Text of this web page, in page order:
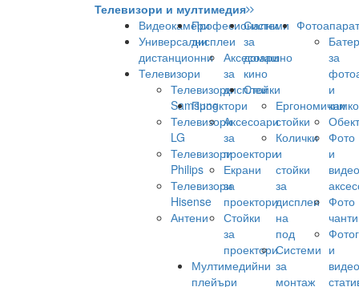
Телевизори и мултимедия
Видеокамери
Универсални
дистанционни
Телевизори
Телевизори
Samsung
Телевизори
LG
Телевизори
Philips
Телевизори
Hisense
Антени
Професионални
дисплеи
Аксесоари
за
дисплеи
Проектори
Аксесоари
за
проектори
Екрани
за
проектори
Стойки
за
проектори
Мултимедийни
плейъри
Системи
за
домашно
кино
Стойки
Ергономични
стойки
Колички
и
стойки
за
дисплеи
на
под
Системи
за
монтаж
за
и
Фото
и
видео
Фото
чанти
и
видео